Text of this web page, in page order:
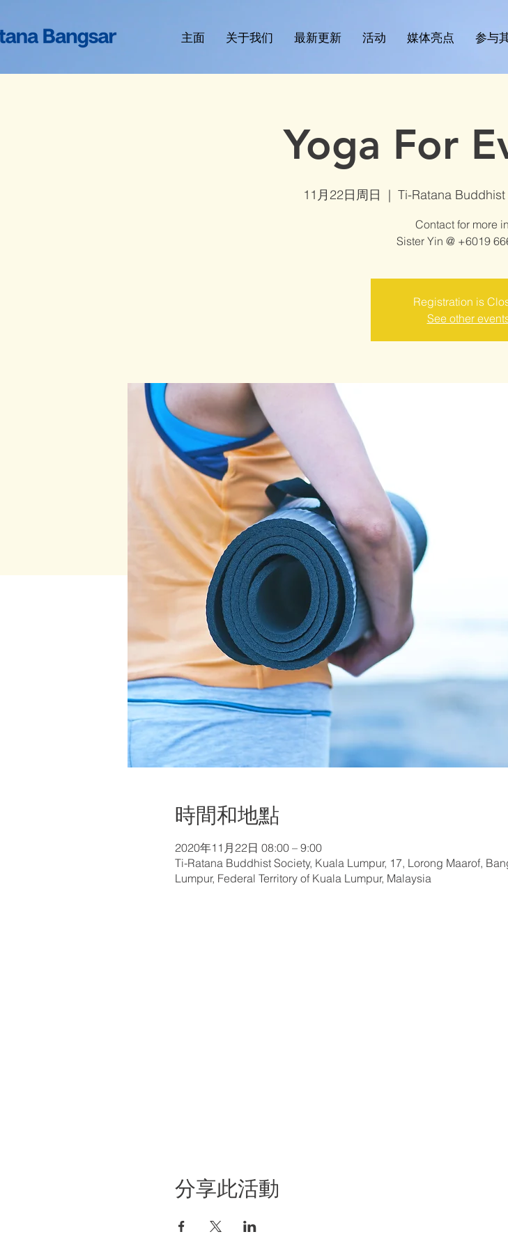
主面 关于我们 最新更新 活动 媒体亮点 参与
Yoga For
11月22日周日
  |
Ti-Ratana
Contact for more
Sister Yin @ +6019
Registration is
See other
時間和地點
2020年11月22日 08:00 – 9:00
Ti-Ratana Buddhist Society, Kuala Lumpur, 17, Lorong Maarof,
Lumpur, Federal Territory of Kuala Lumpur, Malaysia
分享此活動